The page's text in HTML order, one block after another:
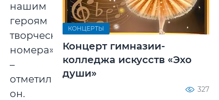
нашим
героям
творческие
номера»,
–
отметил
он.
КОНЦЕРТЫ
Концерт гимназии-
колледжа искусств «Эхо
души»
327